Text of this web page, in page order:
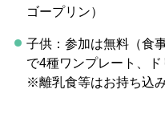
ゴープリン）
子供：参加は無料（食
で4種ワンプレート、ド
※離乳食等はお持ち込み